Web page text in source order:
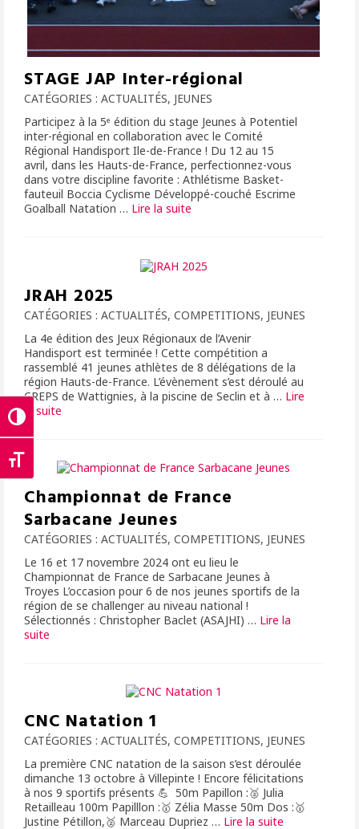
Passer en contraste élevé
Changer la taille de la police
STAGE JAP Inter-régional
CATÉGORIES : ACTUALITÉS, JEUNES
Participez à la 5ᵉ édition du stage Jeunes à Potentiel
inter-régional en collaboration avec le Comité
Régional Handisport Ile-de-France ! Du 12 au 15
avril, dans les Hauts-de-France, perfectionnez-vous
dans votre discipline favorite : Athlétisme Basket-
fauteuil Boccia Cyclisme Développé-couché Escrime
Goalball Natation … Lire la suite­­
JRAH 2025
CATÉGORIES : ACTUALITÉS, COMPETITIONS, JEUNES
La 4e édition des Jeux Régionaux de l’Avenir
Handisport est terminée ! Cette compétition a
rassemblé 41 jeunes athlètes de 8 délégations de la
région Hauts-de-France. L’évènement s’est déroulé au
CREPS de Wattignies, à la piscine de Seclin et à … Lire
la suite­­
Championnat de France
Sarbacane Jeunes
CATÉGORIES : ACTUALITÉS, COMPETITIONS, JEUNES
Le 16 et 17 novembre 2024 ont eu lieu le
Championnat de France de Sarbacane Jeunes à
Troyes L’occasion pour 6 de nos jeunes sportifs de la
région de se challenger au niveau national !
Sélectionnés : Christopher Baclet (ASAJHI) … Lire la
suite­­
CNC Natation 1
CATÉGORIES : ACTUALITÉS, COMPETITIONS, JEUNES
La première CNC natation de la saison s’est déroulée
dimanche 13 octobre à Villepinte ! Encore félicitations
à nos 9 sportifs présents 💪 50m Papillon :🥈 Julia
Retailleau 100m Papilllon :🥇 Zélia Masse 50m Dos :🥇
Justine Pétillon,🥈 Marceau Dupriez … Lire la suite­­